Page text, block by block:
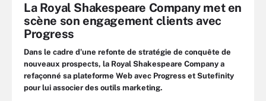
La Royal Shakespeare Company met en
scène son engagement clients avec
Progress
Dans le cadre d’une refonte de stratégie de conquête de
nouveaux prospects, la Royal Shakespeare Company a
refaçonné sa plateforme Web avec Progress et Sutefinity
pour lui associer des outils marketing.